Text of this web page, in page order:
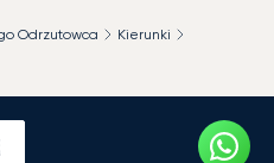
Odrzutowca
Kierunki
na